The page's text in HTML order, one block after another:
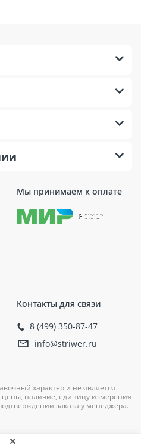
Мы принимаем к оплате
Контакты для связи
8 (499) 350-87-47
info@striwer.ru
характер и не является
наличие, единицу измерения
заказа у менеджера.